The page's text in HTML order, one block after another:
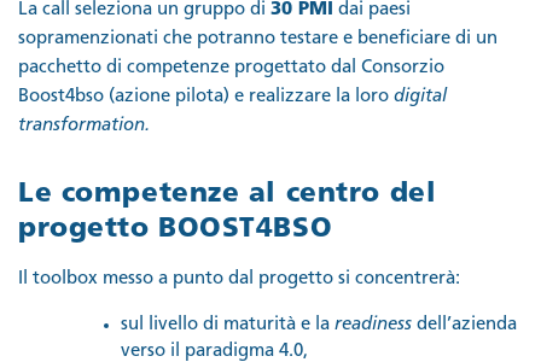
La call seleziona un gruppo di 30 PMI dai paesi
sopramenzionati che potranno testare e beneficiare di un
pacchetto di competenze progettato dal Consorzio
Boost4bso (azione pilota) e realizzare la loro digital
transformation.
Le competenze al centro del
progetto BOOST4BSO
Il toolbox messo a punto dal progetto si concentrerà:
sul livello di maturità e la readiness dell’azienda
verso il paradigma 4.0,